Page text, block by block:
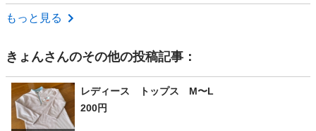
東京 千代田区
もっと見る
きょんさんのその他の投稿記事：
レディース トップス M〜L
200円